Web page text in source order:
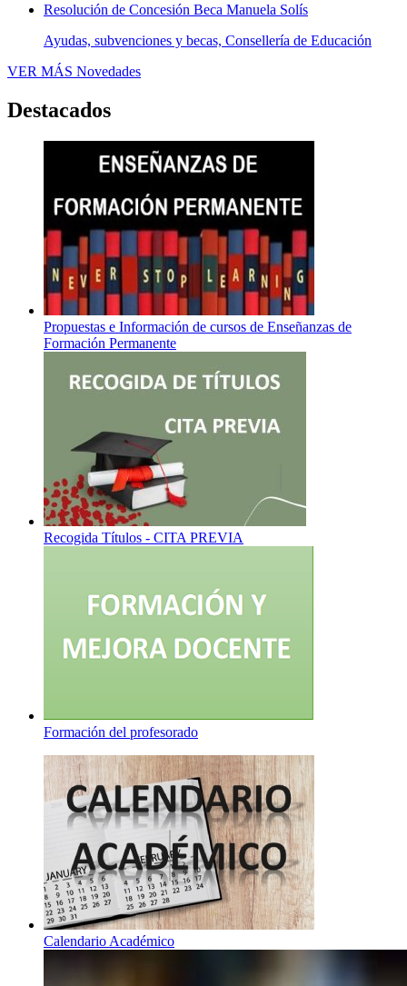
Resolución de Concesión Beca Manuela Solís
Ayudas, subvenciones y becas, Consellería de Educación
VER MÁS Novedades
Destacados
Propuestas e Información de cursos de Enseñanzas de
Formación Permanente
Recogida Títulos - CITA PREVIA
Formación del profesorado
Calendario Académico